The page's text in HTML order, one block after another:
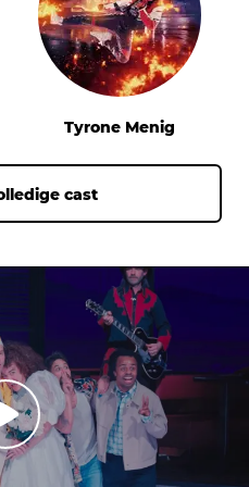
Judith Wendel
Leon Hendrickx
,
een epileptische aanval
veroorzaken en worden er
gerookt die
ontwikkeld zijn voor toneel
fijn theaterbezoek kan
Tyrone Menig
cast